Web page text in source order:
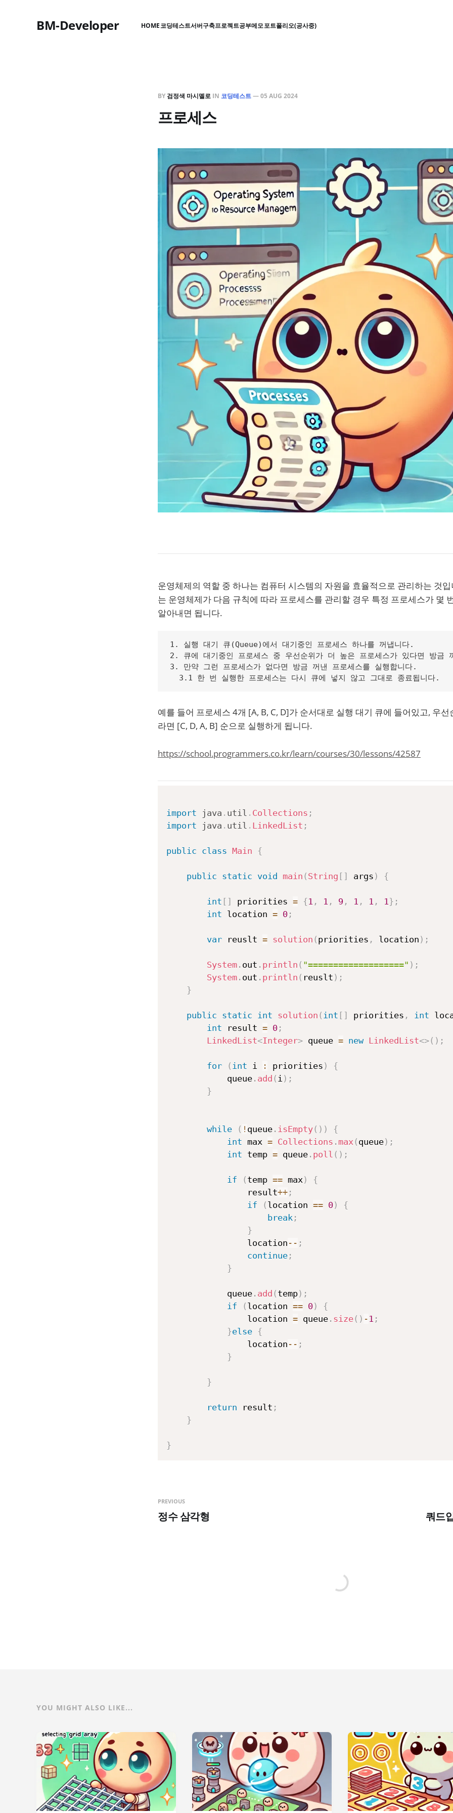
BM-Developer HOME코딩테스트서버구축프로젝트공부메모포트폴리오(공사중)
BY 검정색 마시멜로 IN 코딩테스트—05 AUG 2024
프로세스
운영체제의 역할 중 하나는 컴퓨터 시스템의 자원을 효율적으로 관리하는 것
는 운영체제가 다음 규칙에 따라 프로세스를 관리할 경우 특정 프로세스가 몇
알아내면 됩니다.
1. 실행 대기 큐(Queue)에서 대기중인 프로세스 하나를 꺼냅니다.
2. 큐에 대기중인 프로세스 중 우선순위가 더 높은 프로세스가 있다면 방금
3. 만약 그런 프로세스가 없다면 방금 꺼낸 프로세스를 실행합니다.
예를 들어 프로세스 4개 [A, B, C, D]가 순서대로 실행 대기 큐에 들어있고, 우
라면 [C, D, A, B] 순으로 실행하게 됩니다.
https://school.programmers.co.kr/learn/courses/30/lessons/42587
import java . util . Collections ;
import
java . util . LinkedList ;
public class Main {
public static void main ( String [ ] args ) {
int [ ] priorities = {1 , 1 , 9 , 1 , 1 , 1 } ;
int location = 0 ;
var reuslt = solution ( priorities , location ) ;
System . out . println ( "===================" ) ;
System . out . println ( reuslt ) ;
}
public static int solution ( int [ ] priorities , int
int result = 0 ;
LinkedList<Integer> queue = new LinkedList<>( ) ;
for ( int i : priorities )
{
            queue
. add ( i ) ;
}
while ( ! queue . isEmpty( ) )
{
int max = Collections . max ( queue) ;
int temp = queue . poll ( ) ;
if ( temp == max )
{
                result
++ ;
if
( location == 0)
{
break ;
}
                location
-- ;
continue ;
}
            queue
. add ( temp) ;
if
( location == 0)
{
                location
= queue . size( ) - 1 ;
}else {
                location
-- ;
}
}
return result ;
}
}
PREVIOUS
정수 삼각형 쿼드
YOU MIGHT ALSO LIKE...